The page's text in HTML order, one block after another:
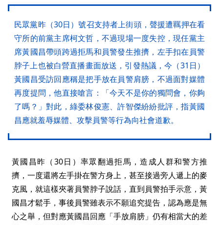
民眾黨昨（30日）號召支持者上街頭，聲援遭羈押在看
守所的前黨主席柯文哲，不過現場一度失控，現任黨主
席黃國昌帶頭跨過拒馬和員警發生推擠，左手扣在員警
脖子上也被白營直播畫面放送，引發熱議，今（31日）
黃國昌受訪回應稱是把手放在員警肩膀，不過面對媒體
再度提問，他直接嗆言：「今天不是你的獨問會，你夠
了嗎？」對此，綠委林俊憲、許智傑紛紛批評，指黃國
昌應就羞辱媒體、攻擊員警等行為向社會道歉。
黃國昌昨（30日）率眾翻過拒馬，造成人群和警方推
擠，一度還將左手掛在警方身上，甚至接過旁人遞上的麥
克風，就這樣夾著員警脖子說話，直到員警拍手示意，黃
國昌才鬆手，事後員警雖表示不願追究提告，認為應是無
心之舉，但對應黃國昌回應「手放肩膀」仍有相當大的差